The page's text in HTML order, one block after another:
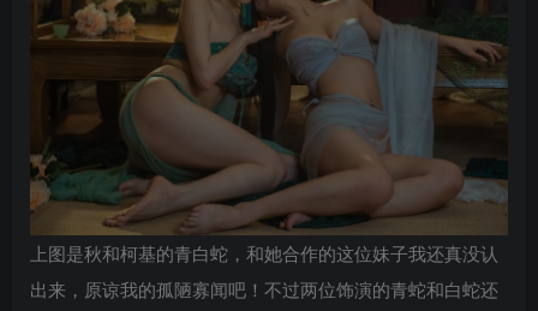
上图是秋和柯基的青白蛇，和她合作的这位妹子我还真没认
出来，原谅我的孤陋寡闻吧！不过两位饰演的青蛇和白蛇还